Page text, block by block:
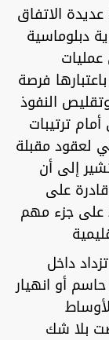
الاتفاق
دبلوماسية
فرصة
النفوذ
ترتيبات
لعقود مقبلة
إلى أن
على
على جزء مهم
داخل
أو انهيار
بلا شك